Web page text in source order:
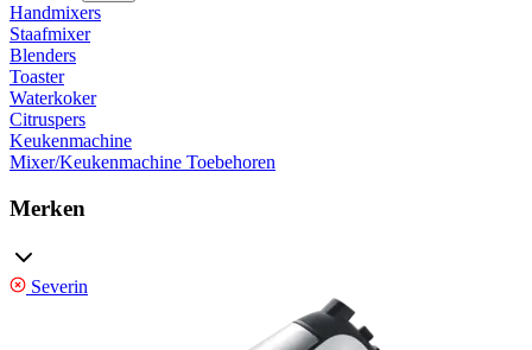
Handmixers
Staafmixer
Blenders
Toaster
Waterkoker
Citruspers
Keukenmachine
Mixer/Keukenmachine Toebehoren
Merken
Severin